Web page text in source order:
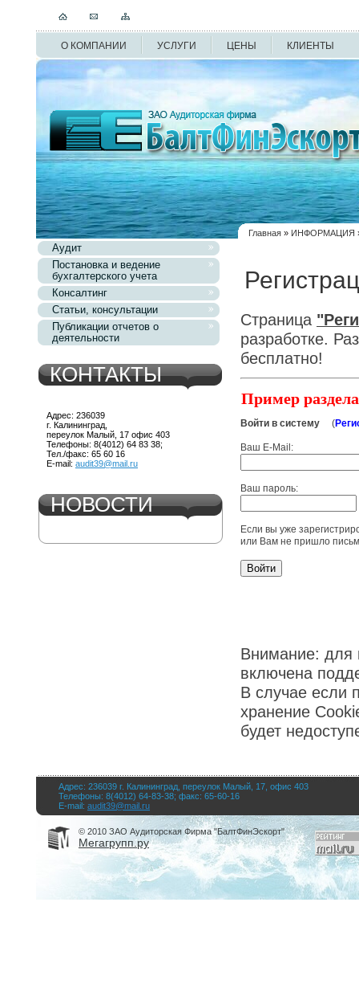
О КОМПАНИИ УСЛУГИ ЦЕНЫ КЛИЕНТЫ
Главная » ИНФОРМАЦИЯ
Аудит
Постановка и ведение
бухгалтерского учета
Консалтинг
Статьи, консультации
Публикации отчетов о
деятельности
КОНТАКТЫ
Адрес: 236039
г. Калининград,
переулок Малый, 17 офис 403
Телефоны: 8(4012) 64 83 38;
Тел./факс: 65 60 16
E-mail: audit39@mail.ru
НОВОСТИ
Страница
разработке.
бесплатно!
Пример
Войти в систему (
Ваш E-Mail:
Ваш пароль:
Если вы уже
или Вам не пришло
Внимание: для
включена
В случае если
хранение
будет
Адрес: 236039 г. Калининград, переулок Малый, 17, офис 403
Телефоны: 8(4012) 64-83-38; факс: 65-60-16
E-mail: audit39@mail.ru
© 2010 ЗАО Аудиторская Фирма "БалтФинЭскорт"
Мегагрупп.ру